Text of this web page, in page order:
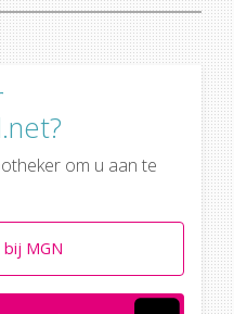
om u aan te
bij MGN